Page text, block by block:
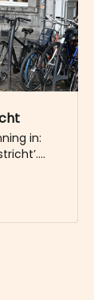
in:
Het
van de